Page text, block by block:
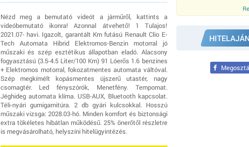
Nézd meg a bemutató videót a járműről, kattints a
videóbemutató ikonra! Azonnal átvehető! 1 Tulajos!
2021.07- havi. Igazolt, garantált Km futású Renault Clio E-
Tech Automata Hibrid Elektromos-Benzin motorral jó
műszaki és szép esztétikus állapotban eladó. Alacsony
fogyasztású (3.5-4.5 Liter/100 Km) 91 Lóerős 1.6 benzines
+ Elektromos motorral, fokozatmentes automata váltóval.
Szép megkímélt kopásmentes újszerű utastér, nagy
csomagtér. Led fényszórók, Menetfény. Tempomat.
Jéghideg automata klíma. USB-AUX, Bluetooth kapcsolat.
Téli-nyári gumigarnitúra. 2 db gyári kulcsokkal. Hosszú
műszaki vizsga: 2028.03-hó. Minden komfort és biztonsági
extra tökéletes hibátlan működésű. 25% önerőtől részletre
is megvásárolható, helyszíni hitelügyintézés.